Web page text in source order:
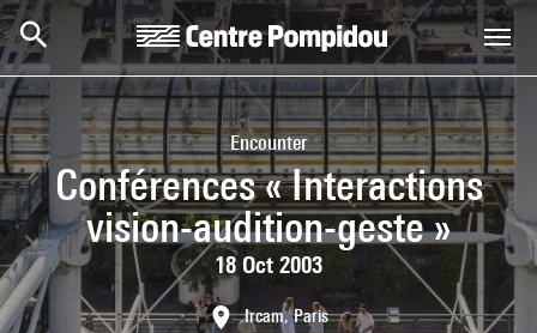
Skip to main content
Centre Pompidou
Encounter
Conférences « Interactions
vision-audition-geste »
18 Oct 2003
Ircam, Paris